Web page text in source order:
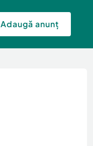
Adaugă anunț